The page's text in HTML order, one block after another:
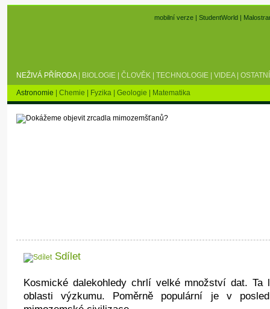
mobilní verze |StudentWorld |
NEŽIVÁ PŘÍRODA| BIOLOGIE | ČLOVĚK | TECHNOLOGIE | VIDEA| OSTATNÍ
Astronomie | Chemie | Fyzika | Geologie | Matematika
Sdílet
Kosmické dalekohledy chrlí velké množství dat.
oblasti výzkumu. Poměrně populární je v